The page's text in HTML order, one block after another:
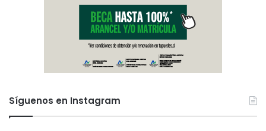
Síguenos en Instagram